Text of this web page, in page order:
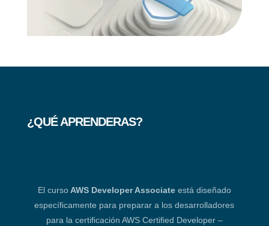
¿QUÉ APRENDERAS?
El cursoAWS Developer Associateestá diseñado
específicamente para preparar a los desarrolladores
para la certificación AWS Certified Developer –